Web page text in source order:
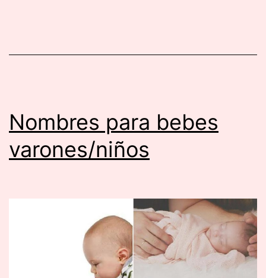
Bebé
Nombres para bebes
varones/niños